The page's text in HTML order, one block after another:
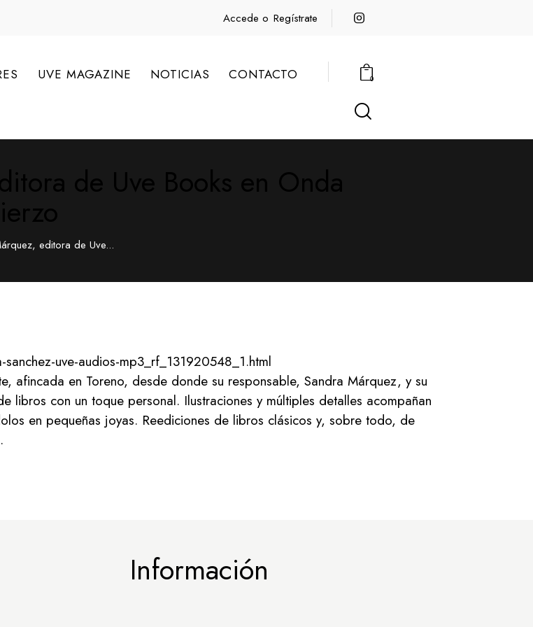
Accede o Regístrate
UVE MAGAZINE NOTICIAS CONTACTO 0
editora de Uve...
uve-audios-mp3_rf_131920548_1.html
afincada en Toreno, desde donde su responsable, Sandra Márquez, y su
con un toque personal. Ilustraciones y múltiples detalles acompañan
en pequeñas joyas. Reediciones de libros clásicos y, sobre todo, de
Información